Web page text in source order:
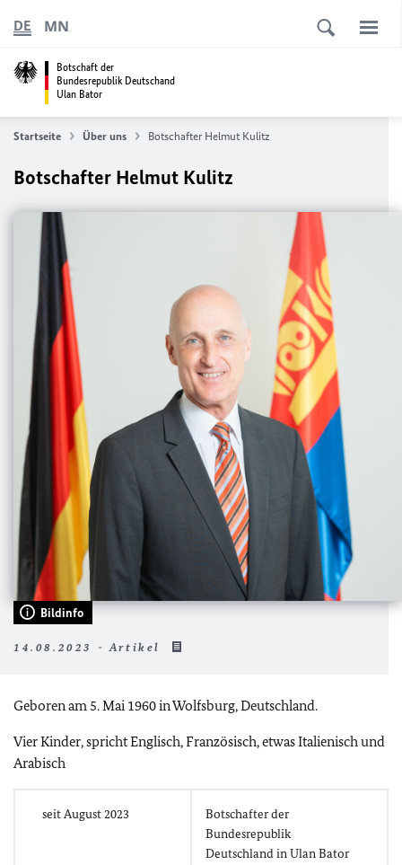
Botschaft der
Bundesrepublik Deutschand
Ulan Bator
DE MN
Startseite Über uns Botschafter Helmut Kulitz
Botschafter Helmut Kulitz
Bildinfo
14.08.2023 - Artikel
Geboren am 5. Mai 1960 in Wolfsburg, Deutschland.
Vier Kinder, spricht Englisch, Französisch, etwas Italienisch und
Arabisch
seit August 2023
Botschafter der
Bundesrepublik
Deutschland in Ulan Bator